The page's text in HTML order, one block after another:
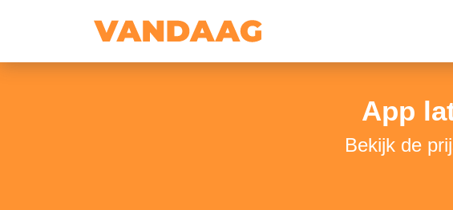
App
Bekijk de